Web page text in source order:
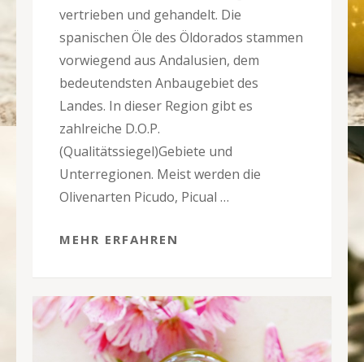
vertrieben und gehandelt. Die
spanischen Öle des Öldorados stammen
vorwiegend aus Andalusien, dem
bedeutendsten Anbaugebiet des
Landes. In dieser Region gibt es
zahlreiche D.O.P.
(Qualitätssiegel)Gebiete und
Unterregionen. Meist werden die
Olivenarten Picudo, Picual …
MEHR ERFAHREN